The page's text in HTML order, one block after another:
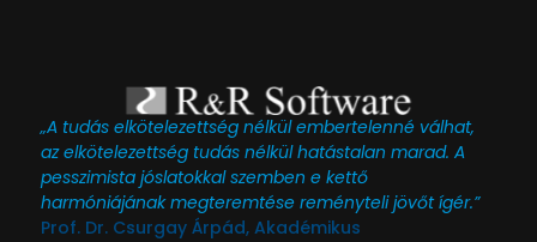
„A tudás elkötelezettség nélkül embertelenné válhat,
az elkötelezettség tudás nélkül hatástalan marad. A
pesszimista jóslatokkal szemben e kettő
harmóniájának megteremtése reményteli jövőt ígér.”
Prof. Dr. Csurgay Árpád, Akadémikus